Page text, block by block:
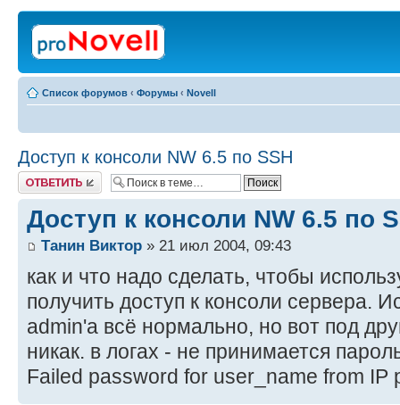
Список форумов ‹ Форумы ‹ Novell
Доступ к консоли NW 6.5 по SSH
Ответить
Доступ к консоли NW 6.5 по
Танин Виктор » 21 июл 2004, 09:43
как и что надо сделать, чтобы
получить доступ к консоли сервера.
admin'а всё нормально, но вот под
никак. в логах - не принимается
Failed password for user_name from IP